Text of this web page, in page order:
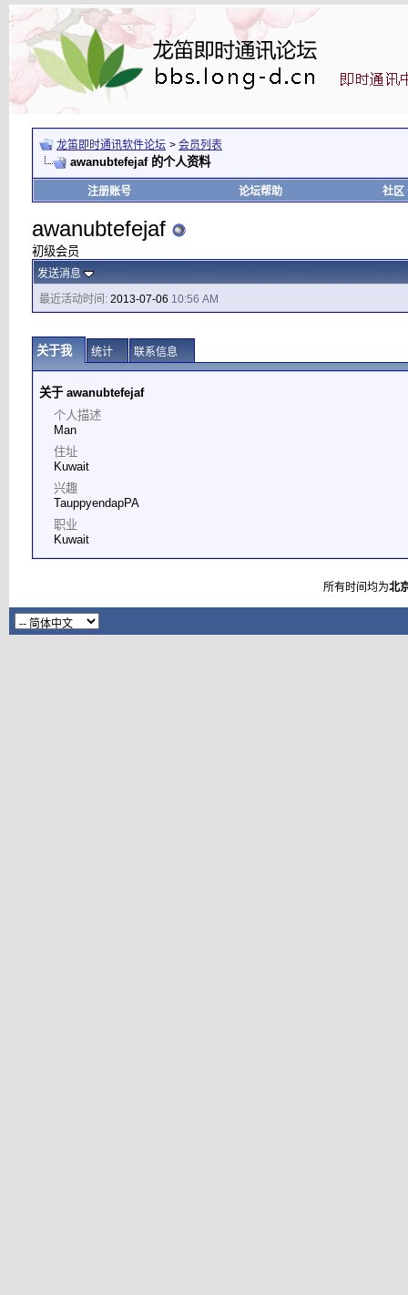
龙笛即时通讯软件论坛 > 会员列表
awanubtefejaf 的个人资料
注册账号 论坛帮助 社区
awanubtefejaf
初级会员
发送消息
最近活动时间: 2013-07-06 10:56 AM
关于我 统计 联系信息
关于 awanubtefejaf
个人描述
Man
住址
Kuwait
兴趣
TauppyendapPA
职业
Kuwait
所有时间均为北